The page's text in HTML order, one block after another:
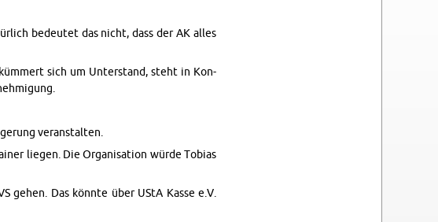
be­deutet das nicht, dass der AK alles
sich um Un­ter­stand, steht in Kon­
ve­r­anstal­ten.
liegen. Die Or­gan­i­sa­tion würde To­bias
gehen. Das könnte über UStA Kasse e.V.